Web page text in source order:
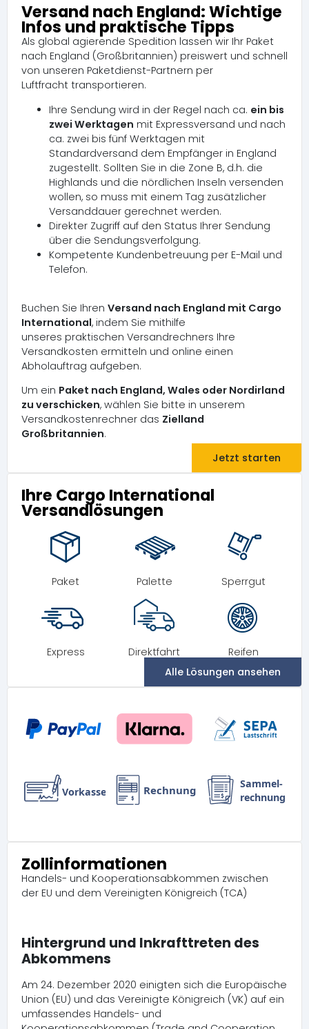
Versand nach England: Wichtige
Infos und praktische Tipps
Als global agierende Spedition lassen wir Ihr Paket
nach England (Großbritannien) preiswert und schnell
von unseren Paketdienst-Partnern per
Luftfracht transportieren.
Ihre Sendung wird in der Regel nach ca. ein bis
zwei Werktagen mit Expressversand und nach
ca. zwei bis fünf Werktagen mit
Standardversand dem Empfänger in England
zugestellt. Sollten Sie in die Zone B, d.h. die
Highlands und die nördlichen Inseln versenden
wollen, so muss mit einem Tag zusätzlicher
Versanddauer gerechnet werden.
Direkter Zugriff auf den Status Ihrer Sendung
über die Sendungsverfolgung.
Kompetente Kundenbetreuung per E-Mail und
Telefon.
Buchen Sie Ihren Versand nach England mit Cargo
International, indem Sie mithilfe
unseres praktischen Versandrechners Ihre
Versandkosten ermitteln und online einen
Abholauftrag aufgeben.
Um ein Paket nach England, Wales oder Nordirland
zu verschicken, wählen Sie bitte in unserem
Versandkostenrechner das Zielland
Großbritannien.
Jetzt starten
Ihre Cargo International
Versandlösungen
Paket Palette Sperrgut
Express Direktfahrt
Reifen
Alle Lösungen ansehen
Zollinformationen
Handels- und Kooperationsabkommen zwischen
der EU und dem Vereinigten Königreich (TCA)
Hintergrund und Inkrafttreten des
Abkommens
Am 24. Dezember 2020 einigten sich die Europäische
Union (EU) und das Vereinigte Königreich (VK) auf ein
umfassendes Handels- und